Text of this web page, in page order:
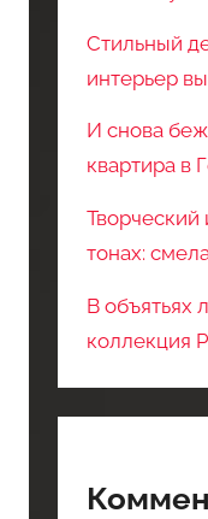
Стильный
интерьер
И снова
квартира в
Творческий
тонах:
В объятьях
коллекция